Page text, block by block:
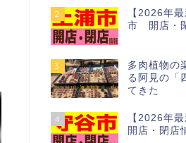
2
【2026年
市 開店・
3
多肉植物の
る阿見の「
てきた
4
【2026年
開店・閉店